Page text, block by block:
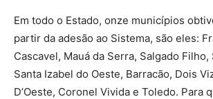
Em todo o Estado, onze municípios
partir da adesão ao Sistema, são eles:
Cascavel, Mauá da Serra, Salgado Filho,
Santa Izabel do Oeste, Barracão, Dois
D’Oeste, Coronel Vivida e Toledo. Para